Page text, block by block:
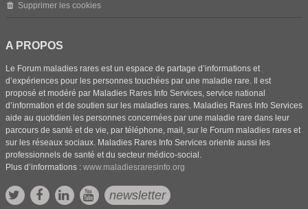
Supprimer les cookies
A PROPOS
Le Forum maladies rares est un espace de partage d’informations et
d’expériences pour les personnes touchées par une maladie rare. Il est
proposé et modéré par Maladies Rares Info Services, service national
d’information et de soutien sur les maladies rares. Maladies Rares Info Services
aide au quotidien les personnes concernées par une maladie rare dans leur
parcours de santé et de vie, par téléphone, mail, sur le Forum maladies rares et
sur les réseaux sociaux. Maladies Rares Info Services oriente aussi les
professionnels de santé et du secteur médico-social.
Plus d’informations : www.maladiesraresinfo.org
newsletter